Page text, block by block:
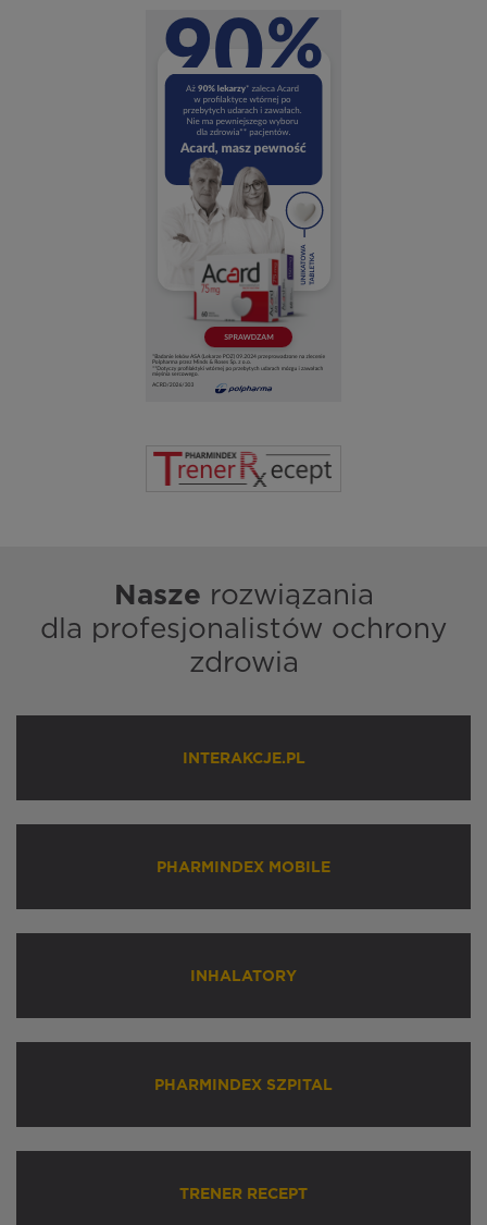
Nasze rozwiązania
dla profesjonalistów ochrony
zdrowia
INTERAKCJE.PL
PHARMINDEX MOBILE
INHALATORY
PHARMINDEX SZPITAL
TRENER RECEPT